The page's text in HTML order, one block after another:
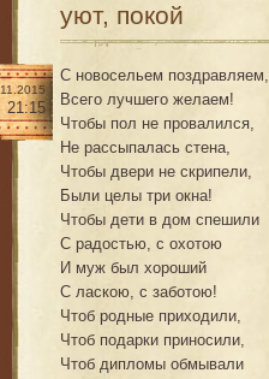
уют, покой
21:15
С новосельем поздравляем,
Всего лучшего желаем!
Чтобы пол не провалился,
Не рассыпалась стена,
Чтобы двери не скрипели,
Были целы три окна!
Чтобы дети в дом спешили
С радостью, с охотою
И муж был хороший
С ласкою, с заботою!
Чтоб родные приходили,
Чтоб подарки приносили,
Чтоб дипломы обмывали